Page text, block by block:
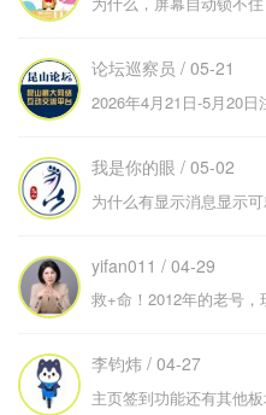
论坛巡察员 / 05-21
2026年4月21日-5月20日
我是你的眼 / 05-02
为什么有显示消息显示
yifan011 / 04-29
救+命！2012年的老号
李钧炜 / 04-27
主页签到功能还有其他